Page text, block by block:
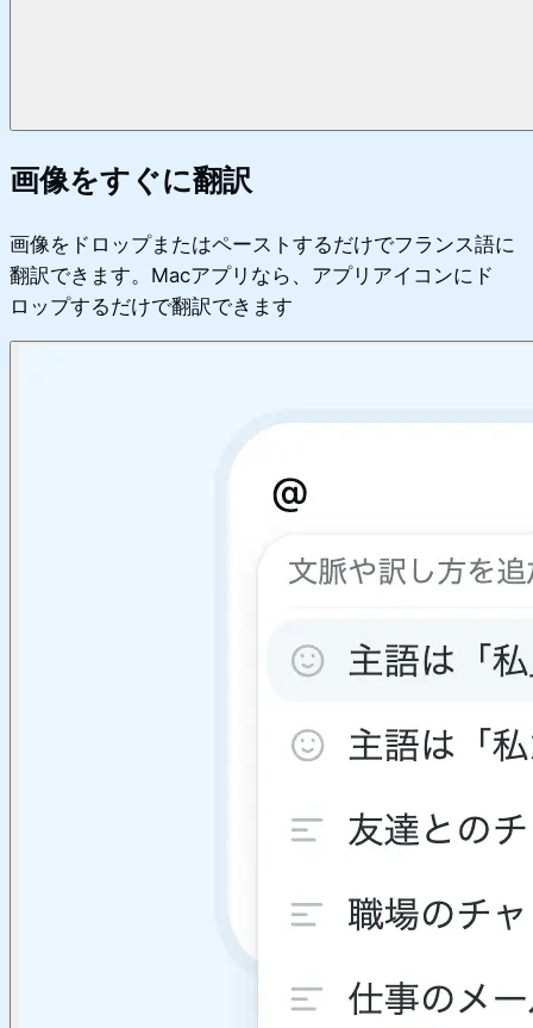
画像をすぐに翻訳
画像をドロップまたはペーストするだけでフランス語に
翻訳できます。Macアプリなら、アプリアイコンにド
ロップするだけで翻訳できます